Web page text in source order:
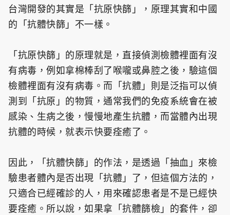
台灣開發的其實是「抗原快篩」，原理其實和中國
的「抗體快篩」不一樣。
「抗原快篩」的原理就是，直接偵測檢體裡面有沒
有病毒，例如拿棉棒刮了喉嚨或鼻腔之後，驗這個
檢體裡面有沒有病毒。而「抗體」則是泛指可以偵
測到「抗原」的物質，通常我們的免疫系統會在被
感染、生病之後，慢慢地產生抗體，而當體內出現
抗體的時候，就表示快要痊癒了。
因此，「抗體快篩」的作法，是透過「抽血」來檢
驗患者體內是否出現「抗體」了，但這個方法的，
只適合已經確診的人，用來確認患者是不是已經快
要痊癒。所以說，如果拿「抗體篩檢」的套件，卻